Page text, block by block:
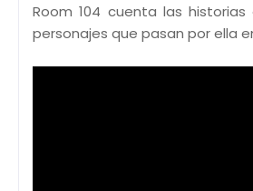
Room 104 cuenta las
personajes que pasan por ella